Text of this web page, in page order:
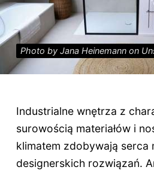
Photo by Jana Heinemann on
Industrialne wnętrza z
surowością materiałów i
klimatem zdobywają serca
designerskich rozwiązań.